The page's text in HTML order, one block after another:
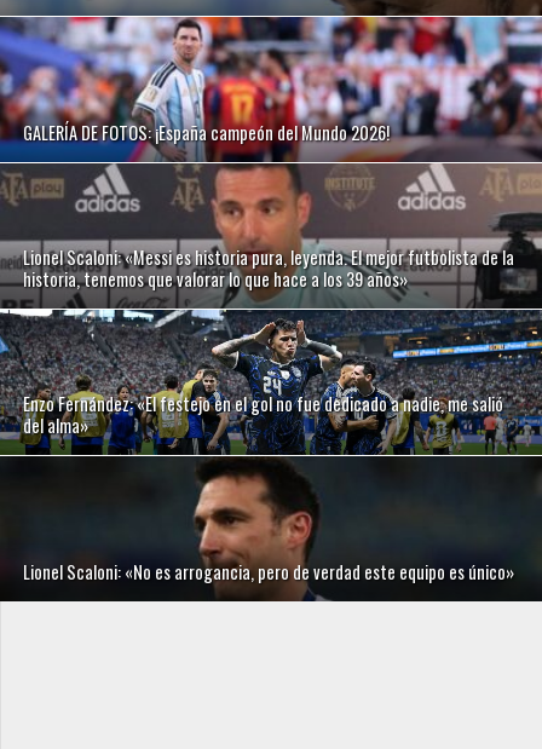
GALERÍA DE FOTOS: ¡España campeón del Mundo 2026!
Lionel Scaloni: «Messi es historia pura, leyenda. El mejor futbolista de la
historia, tenemos que valorar lo que hace a los 39 años»
Enzo Fernández: «El festejo en el gol no fue dedicado a nadie, me salió
del alma»
Lionel Scaloni: «No es arrogancia, pero de verdad este equipo es único»